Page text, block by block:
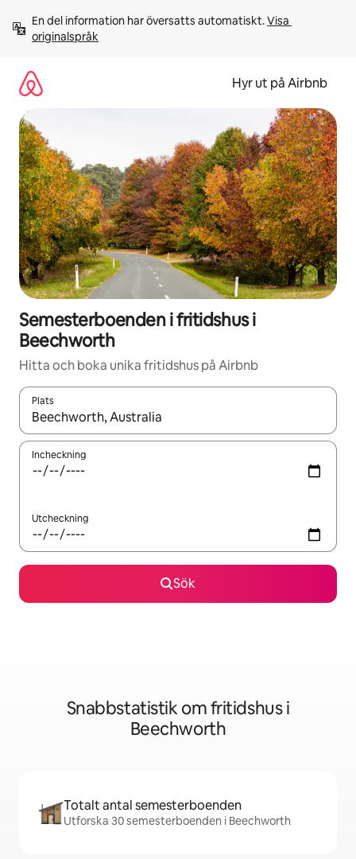
innehåll
En del information har översatts automatiskt. Visa
originalspråk
Hyr ut på Airbnb
Semesterboenden i fritidshus i
Beechworth
Hitta och boka unika fritidshus på Airbnb
Plats
När resultaten är tillgängliga kan du navigera med upp- och
Incheckning
Utcheckning
Sök
Snabbstatistik om fritidshus i
Beechworth
Totalt antal semesterboenden
Utforska 30 semesterboenden i Beechworth